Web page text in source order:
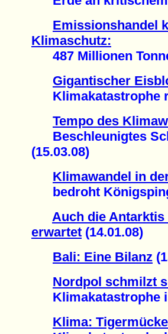
Emissionshandel
Klimaschutz:
487 Millionen
Gigantischer
Klimakatastrophe
Tempo des
Beschleunigtes
(15.03.08)
Klimawandel in
bedroht
Auch die
erwartet (14.01.08)
Bali: Eine Bilanz
Nordpol schmilzt
Klimakatastrophe
Klima: